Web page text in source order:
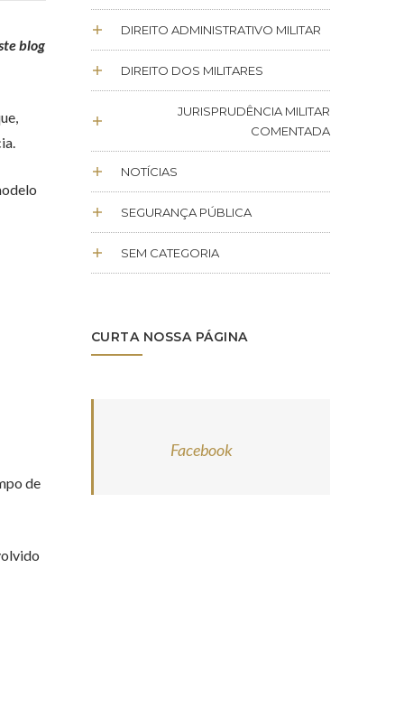
blog
de
DIREITO ADMINISTRATIVO MILITAR
DIREITO DOS MILITARES
JURISPRUDÊNCIA MILITAR
COMENTADA
NOTÍCIAS
SEGURANÇA PÚBLICA
SEM CATEGORIA
CURTA NOSSA PÁGINA
Facebook